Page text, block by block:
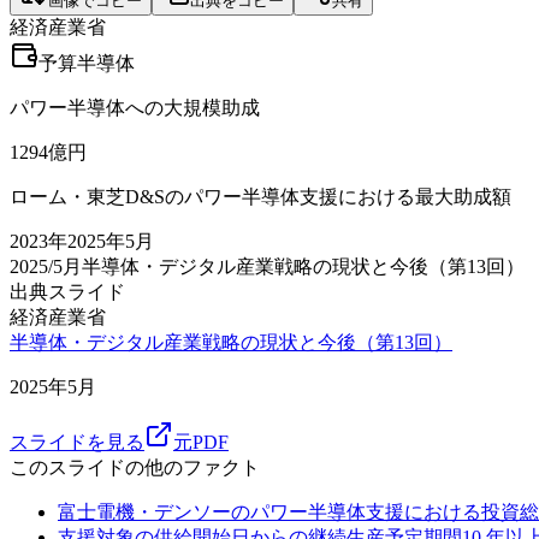
経済産業省
予算半導体
パワー半導体への大規模助成
1294億円
ローム・東芝D&Sのパワー半導体支援における最大助成額
2023年2025年5月
2025/5月 半導体・デジタル産業戦略の現状と今後（第13回）
出典スライド
経済産業省
半導体・デジタル産業戦略の現状と今後（第13回）
2025年5月
スライドを見る
元PDF
このスライドの他のファクト
富士電機・デンソーのパワー半導体支援における投資